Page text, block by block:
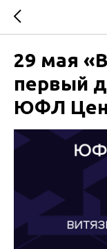
29 мая
первый
ЮФЛ